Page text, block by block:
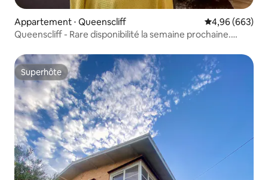
Appartement ⋅ Queenscliff Évaluation
4,96 (663)
Queenscliff - Rare disponibilité la semaine prochaine.
Superhôte
Superhôte